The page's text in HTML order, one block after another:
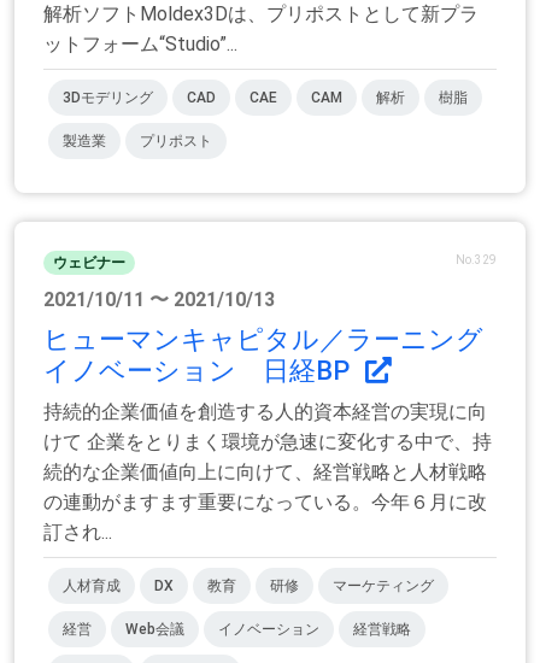
解析ソフトMoldex3Dは、プリポストとして新プラ
ットフォーム“Studio”...
3Dモデリング CAD CAE CAM 解析 樹脂
製造業 プリポスト
ウェビナー No.329
2021/10/11 〜 2021/10/13
ヒューマンキャピタル／ラーニング
イノベーション 日経BP
持続的企業価値を創造する人的資本経営の実現に向
けて 企業をとりまく環境が急速に変化する中で、持
続的な企業価値向上に向けて、経営戦略と人材戦略
の連動がますます重要になっている。今年６月に改
訂され...
人材育成 DX 教育 研修 マーケティング
経営 Web会議 イノベーション 経営戦略